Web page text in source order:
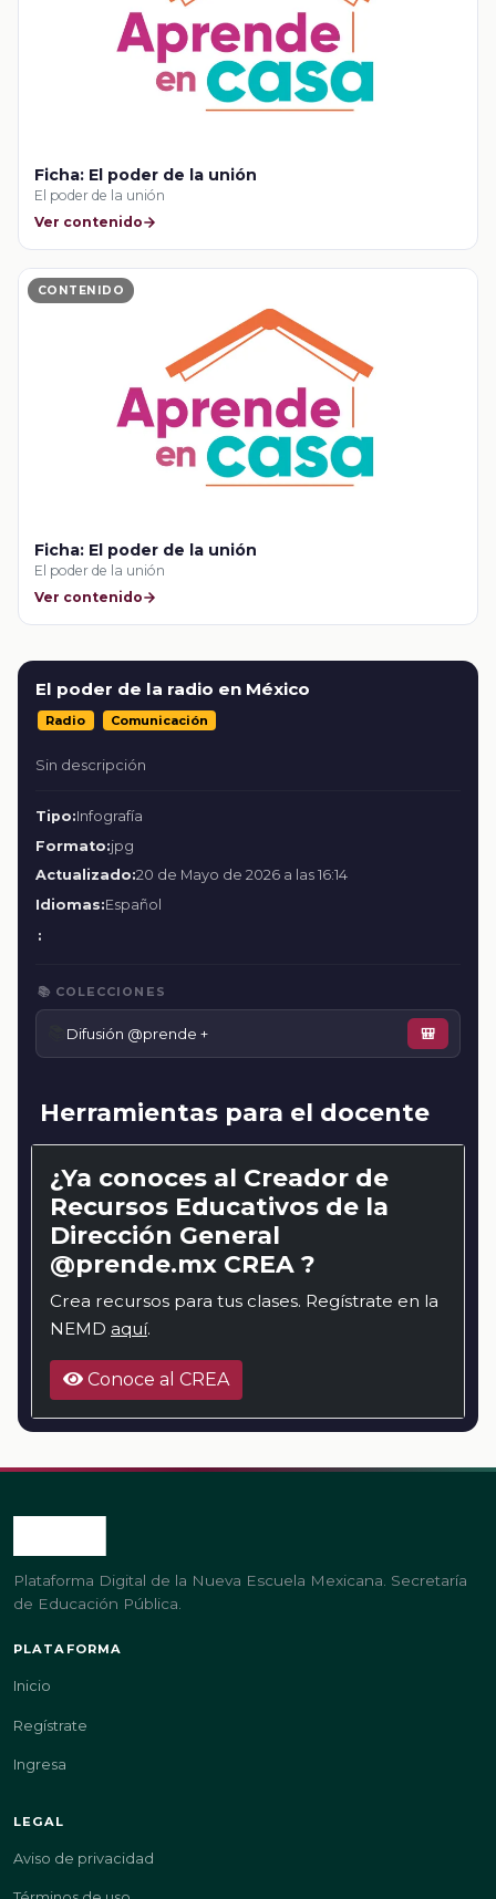
Ficha: El poder de la unión
El poder de la unión
Ver contenido
CONTENIDO
Ficha: El poder de la unión
El poder de la unión
Ver contenido
El poder de la radio en México
Radio Comunicación
Sin descripción
Tipo:Infografía
Formato:jpg
Actualizado:20 de Mayo de 2026 a las 16:14
Idiomas:Español
:
📚 COLECCIONES
Difusión @prende + 🎒
Herramientas para el docente
¿Ya conoces al Creador de
Recursos Educativos de la
Dirección General
@prende.mx CREA ?
Crea recursos para tus clases. Regístrate en la
NEMD aquí.
Conoce al CREA
Plataforma Digital de la Nueva Escuela Mexicana. Secretaría
de Educación Pública.
PLATAFORMA
Inicio
Regístrate
Ingresa
LEGAL
Aviso de privacidad